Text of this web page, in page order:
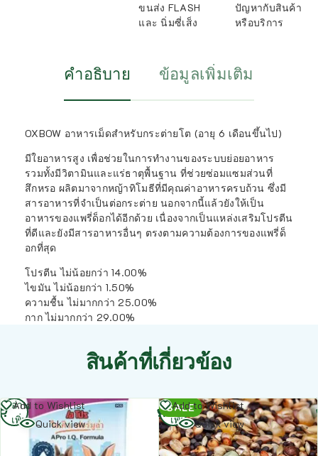
ขนส่ง FLASH
และ นิ่มซี่เส็ง
ปัญหากับสินค้า
หรือบริการ
คำอธิบาย ข้อมูลเพิ่มเติม
OXBOW อาหารเม็ดสำหรับกระต่ายโต (อายุ 6 เดือนขึ้นไป)
มีใยอาหารสูง เพื่อช่วยในการทำงานของระบบย่อยอาหาร
รวมทั้งมีวิตามินและแร่ธาตุพื้นฐาน ที่ช่วยซ่อมแซมส่วนที่
สึกหรอ ผลิตมาจากหญ้าทิโมธีที่มีคุณค่าอาหารครบถ้วน ซึ่งมี
สารอาหารที่จำเป็นต่อกระต่าย นอกจากนี้แล้วยังให้เป็น
อาหารของแพรี่ด็อกได้อีกด้วย เนื่องจากเป็นแหล่งเสริมโปรตีน
ที่ดีและยังมีสารอาหารอื่นๆ ตรงตามความต้องการของแพรี่ด็
อกที่สุด
โปรตีน ไม่น้อยกว่า 14.00%
ไขมัน ไม่น้อยกว่า 1.50%
ความชื้น ไม่มากกว่า 25.00%
กาก ไม่มากกว่า 29.00%
สินค้าที่เกี่ยวข้อง
Add to Wishlist
Quick view
อ่าน
เพิ่ม
SALE
Add to Wishlist
Quick view
อ่าน
เพิ่ม